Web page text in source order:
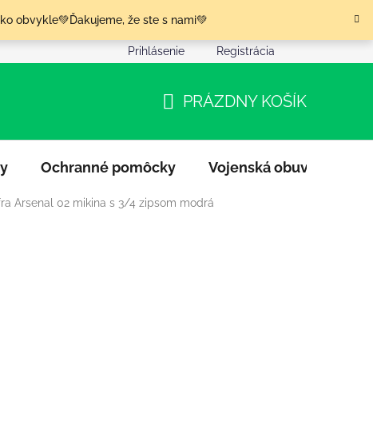
obvykle💚Ďakujeme, že ste s nami💚
Podmienky ochrany osobných údajov
Prihlásenie Registrácia
KOŠÍK
PRÁZDNY KOŠÍK
Ochranné pomôcky Vojenská obuv
Arsenal 02 mikina s 3/4 zipsom modrá